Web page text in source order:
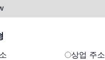
상업 주소